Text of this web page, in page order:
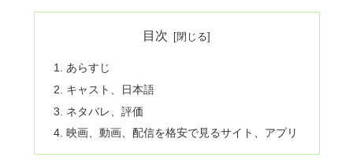
目次
あらすじ
キャスト、日本語
ネタバレ、評価
映画、動画、配信を格安で見るサイト、アプリ